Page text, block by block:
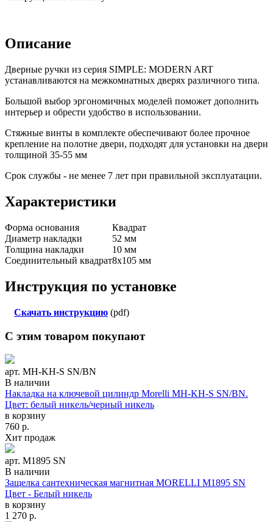
Описание
Дверные ручки из серия SIMPLE: MODERN ART
устанавливаются на межкомнатных дверях различного типа.
Большой выбор эргономичных моделей поможет дополнить
интерьер и обрести удобство в использовании.
Стяжные винты в комплекте обеспечивают более прочное
крепление на полотне двери, подходят для установки на двери
толщиной 35-55 мм
Срок службы - не менее 7 лет при правильной эксплуатации.
Характеристики
Форма основания
Квадрат
Диаметр накладки
52 мм
Толщина накладки
10 мм
Соединительный квадрат8x105 мм
Инструкция по установке
Скачать инструкцию (pdf)
С этим товаром покупают
арт. MH-KH-S SN/BN
В наличии
Накладка на ключевой цилиндр Morelli MH-KH-S SN/BN.
Цвет: белый никель/черный никель
в корзину
760 р.
Хит продаж
арт. M1895 SN
В наличии
Защелка сантехническая магнитная MORELLI M1895 SN
Цвет - Белый никель
в корзину
1 270 р.